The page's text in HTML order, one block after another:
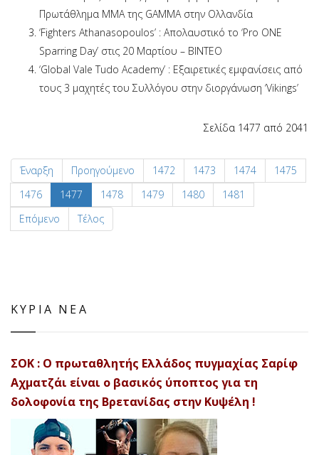
Πρωτάθλημα ΜΜΑ της GAMMA στην Ολλανδία
‘Fighters Athanasopoulos’ : Απολαυστικό το ‘Pro ONE
Sparring Day’ στις 20 Μαρτίου – ΒΙΝΤΕΟ
‘Global Vale Tudo Academy’ : Εξαιρετικές εμφανίσεις από
τους 3 μαχητές του Συλλόγου στην διοργάνωση ‘Vikings’
Σελίδα 1477 από 2041
Έναρξη Προηγούμενο 1472 1473 1474
1475
1476
1477 1478 1479 1480
1481
Επόμενο
Τέλος
ΚΥΡΙΑ ΝΕΑ
ΣΟΚ : Ο πρωταθλητής Ελλάδος πυγμαχίας Σαρίφ
Αχματζάι είναι ο βασικός ύποπτος για τη
δολοφονία της Βρετανίδας στην Κυψέλη !